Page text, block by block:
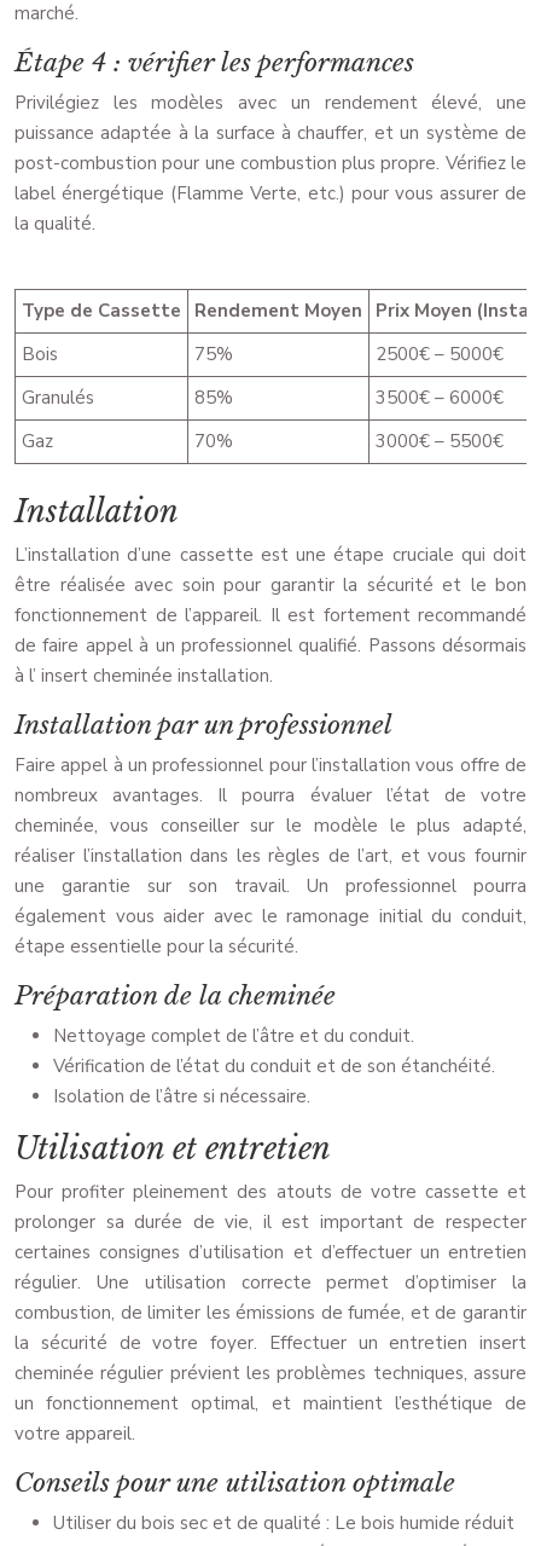
marché.
Étape 4 : vérifier les performances
Privilégiez les modèles avec un rendement élevé, une
puissance adaptée à la surface à chauffer, et un système de
post-combustion pour une combustion plus propre. Vérifiez le
label énergétique (Flamme Verte, etc.) pour vous assurer de
la qualité.
Type de Cassette Rendement Moyen
Prix Moyen
Bois
75%
2500€ – 5000€
Granulés
85%
3500€ – 6000€
Gaz
70% 3000€ – 5500€
Installation
L’installation d’une cassette est une étape cruciale qui doit
être réalisée avec soin pour garantir la sécurité et le bon
fonctionnement de l’appareil. Il est fortement recommandé
de faire appel à un professionnel qualifié. Passons désormais
à l’ insert cheminée installation.
Installation par un professionnel
Faire appel à un professionnel pour l’installation vous offre de
nombreux avantages. Il pourra évaluer l’état de votre
cheminée, vous conseiller sur le modèle le plus adapté,
réaliser l’installation dans les règles de l’art, et vous fournir
une garantie sur son travail. Un professionnel pourra
également vous aider avec le ramonage initial du conduit,
étape essentielle pour la sécurité.
Préparation de la cheminée
Nettoyage complet de l’âtre et du conduit.
Vérification de l’état du conduit et de son étanchéité.
Isolation de l’âtre si nécessaire.
Utilisation et entretien
Pour profiter pleinement des atouts de votre cassette et
prolonger sa durée de vie, il est important de respecter
certaines consignes d’utilisation et d’effectuer un entretien
régulier. Une utilisation correcte permet d’optimiser la
combustion, de limiter les émissions de fumée, et de garantir
la sécurité de votre foyer. Effectuer un entretien insert
cheminée régulier prévient les problèmes techniques, assure
un fonctionnement optimal, et maintient l’esthétique de
votre appareil.
Conseils pour une utilisation optimale
Utiliser du bois sec et de qualité : Le bois humide réduit